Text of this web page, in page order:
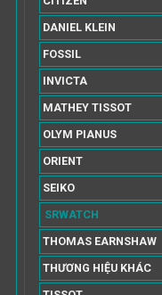
DANIEL KLEIN
FOSSIL
INVICTA
MATHEY TISSOT
OLYM PIANUS
ORIENT
SEIKO
SRWATCH
THOMAS EARNSHAW
THƯƠNG HIỆU KHÁC